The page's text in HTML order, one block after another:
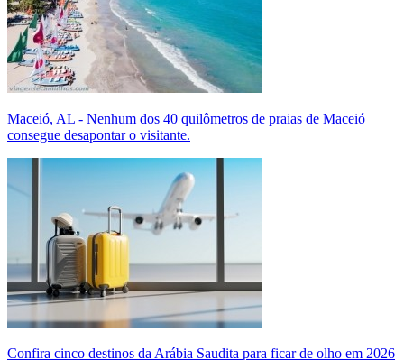
Maceió, AL - Nenhum dos 40 quilômetros de praias de Maceió
consegue desapontar o visitante.
Confira cinco destinos da Arábia Saudita para ficar de olho em 2026